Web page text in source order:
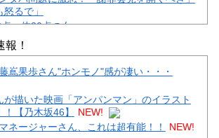
るで」
、体30点の女ｗｗｗ
相互RSS
！
嶌果歩さん"ホンモノ"感が凄い・・・
が描いた映画「アンパンマン」のイラスト
【乃木坂46】
NEW!
ネージャーさん、これは超有能！！
NEW!